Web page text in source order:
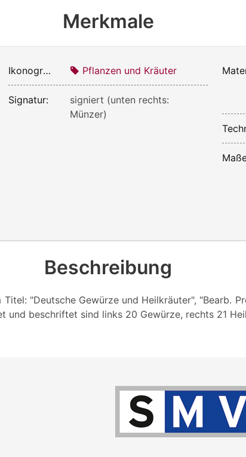
Merkmale
Ikonografie: Pflanzen und Kräuter
Signatur:
signiert (unten rechts:
Münzer)
Beschreibung
"Deutsche Gewürze und Heilkräuter", "Bearb.
und beschriftet sind links 20 Gewürze, rechts 21